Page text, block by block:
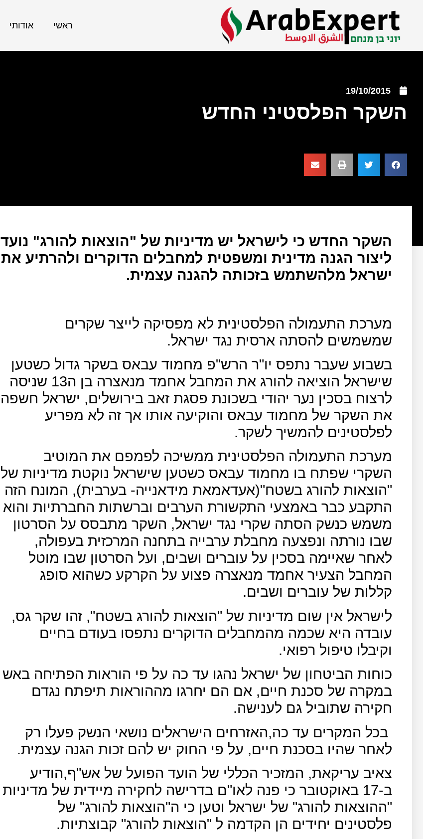
ראשי אודותי
19/10/2015
השקר הפלסטיני החדש
השקר החדש כי לישראל יש מדיניות של "הוצאות להורג" נועד
ליצור הגנה מדינית ומשפטית למחבלים הדוקרים ולהרתיע את
ישראל מלהשתמש בזכותה להגנה עצמית.
מערכת התעמולה הפלסטינית לא מפסיקה לייצר שקרים
שמשמשים להסתה ארסית נגד ישראל.
בשבוע שעבר נתפס יו"ר הרש"פ מחמוד עבאס בשקר גדול כשטען
שישראל הוציאה להורג את המחבל אחמד מנאצרה בן ה13 שניסה
לרצוח בסכין נער יהודי בשכונת פסגת זאב בירושלים, ישראל חשפה
את השקר של מחמוד עבאס והוקיעה אותו אך זה לא מפריע
לפלסטינים להמשיך לשקר.
מערכת התעמולה הפלסטינית ממשיכה לפמפם את המוטיב
השקרי שפתח בו מחמוד עבאס כשטען שישראל נוקטת מדיניות של
"הוצאות להורג בשטח"(אעדאמאת מידאנייה- בערבית), המונח הזה
התקבע כבר באמצעי התקשורת הערבים וברשתות החברתיות והוא
משמש כנשק הסתה שקרי נגד ישראל, השקר מתבסס על הסרטון
שבו נורתה ונפצעה מחבלת ערבייה בתחנה המרכזית בעפולה,
לאחר שאיימה בסכין על עוברים ושבים, ועל הסרטון שבו מוטל
המחבל הצעיר אחמד מנאצרה פצוע על הקרקע כשהוא סופג
קללות של עוברים ושבים.
לישראל אין שום מדיניות של "הוצאות להורג בשטח", זהו שקר גס,
עובדה היא שכמה מהמחבלים הדוקרים נתפסו בעודם בחיים
וקיבלו טיפול רפואי.
כוחות הביטחון של ישראל נהגו עד כה על פי הוראות הפתיחה באש
במקרה של סכנת חיים, אם הם יחרגו מההוראות תיפתח נגדם
חקירה שתוביל גם לענישה.
בכל המקרים עד כה,האזרחים הישראלים נושאי הנשק פעלו רק
לאחר שהיו בסכנת חיים, על פי החוק יש להם זכות הגנה עצמית.
צאיב עריקאת, המזכיר הכללי של הועד הפועל של אש"ף,הודיע
ב-17 באוקטובר כי פנה לאו"ם בדרישה לחקירה מיידית של מדיניות
"ההוצאות להורג" של ישראל וטען כי ה"הוצאות להורג" של
פלסטינים יחידים הן הקדמה ל "הוצאות להורג" קבוצתיות.